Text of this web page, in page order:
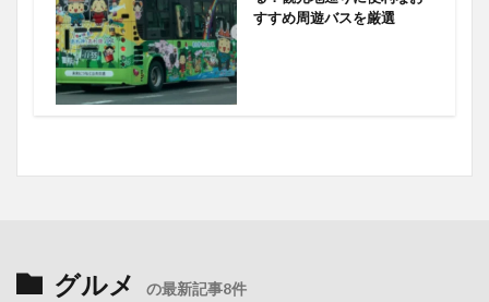
すすめ周遊バスを厳選
グルメ の最新記事8件